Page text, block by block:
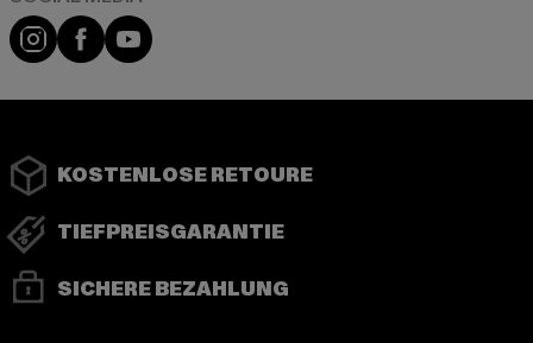
Instagram
FacebookYouTube
KOSTENLOSE RETOURE
TIEFPREISGARANTIE
SICHERE BEZAHLUNG